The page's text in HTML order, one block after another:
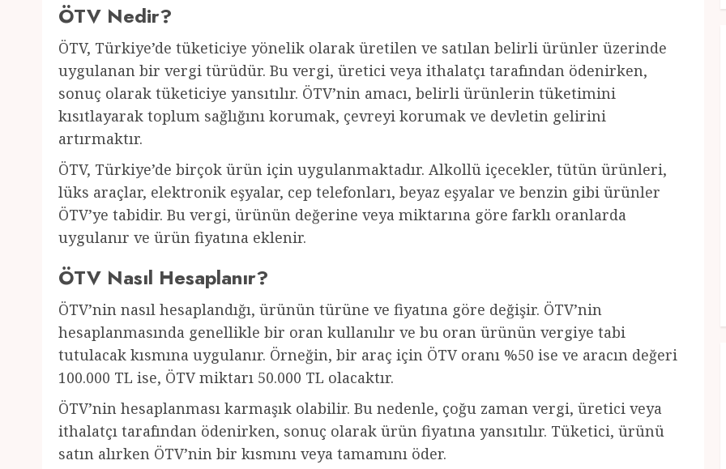
ÖTV Nedir?
ÖTV, Türkiye’de tüketiciye yönelik olarak üretilen ve satılan belirli ürünler üzerinde
uygulanan bir vergi türüdür. Bu vergi, üretici veya ithalatçı tarafından ödenirken,
sonuç olarak tüketiciye yansıtılır. ÖTV’nin amacı, belirli ürünlerin tüketimini
kısıtlayarak toplum sağlığını korumak, çevreyi korumak ve devletin gelirini
artırmaktır.
ÖTV, Türkiye’de birçok ürün için uygulanmaktadır. Alkollü içecekler, tütün ürünleri,
lüks araçlar, elektronik eşyalar, cep telefonları, beyaz eşyalar ve benzin gibi ürünler
ÖTV’ye tabidir. Bu vergi, ürünün değerine veya miktarına göre farklı oranlarda
uygulanır ve ürün fiyatına eklenir.
ÖTV Nasıl Hesaplanır?
ÖTV’nin nasıl hesaplandığı, ürünün türüne ve fiyatına göre değişir. ÖTV’nin
hesaplanmasında genellikle bir oran kullanılır ve bu oran ürünün vergiye tabi
tutulacak kısmına uygulanır. Örneğin, bir araç için ÖTV oranı %50 ise ve aracın değeri
100.000 TL ise, ÖTV miktarı 50.000 TL olacaktır.
ÖTV’nin hesaplanması karmaşık olabilir. Bu nedenle, çoğu zaman vergi, üretici veya
ithalatçı tarafından ödenirken, sonuç olarak ürün fiyatına yansıtılır. Tüketici, ürünü
satın alırken ÖTV’nin bir kısmını veya tamamını öder.